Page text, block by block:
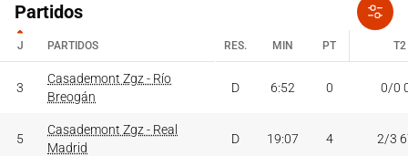
Partidos
J PARTIDOS RES. MIN PT T2
PARTIDOS
3
Casademont Zgz - Río
Breogán
D 6:52 0 0/0
5
Casademont Zgz - Real
Madrid
D 19:07 4 2/3